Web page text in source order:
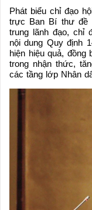
Phát biểu chỉ đạo
trực Ban Bí thư đề
trung lãnh đạo, chỉ
nội dung Quy định
hiện hiệu quả, đồng
trong nhận thức,
các tầng lớp Nhân